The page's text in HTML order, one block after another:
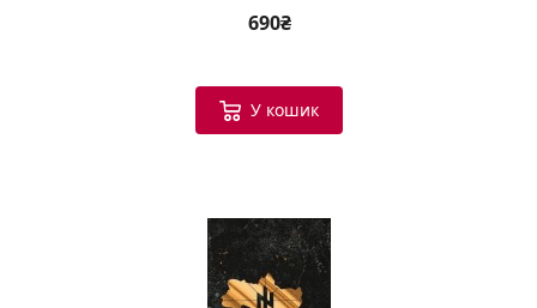
690₴
У кошик